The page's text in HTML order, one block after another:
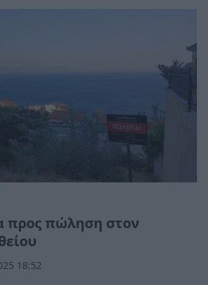
προς πώληση στον
18:52